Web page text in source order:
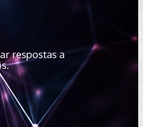
respostas a